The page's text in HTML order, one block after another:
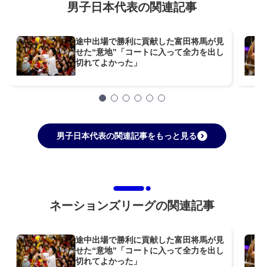
男子日本代表の関連記事
途中出場で勝利に貢献した富田将馬が見
せた“意地”「コートに入って全力を出し
切れてよかった」
男子日本代表の関連記事をもっと見る
ネーションズリーグの関連記事
途中出場で勝利に貢献した富田将馬が見
せた“意地”「コートに入って全力を出し
切れてよかった」